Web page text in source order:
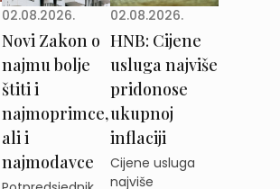
02.08.2026.
Novi Zakon o
najmu bolje
štiti i
najmoprimce,
ali i
najmodavce
02.08.2026.
HNB: Cijene
usluga najviše
pridonose
ukupnoj
inflaciji
Cijene usluga
najviše